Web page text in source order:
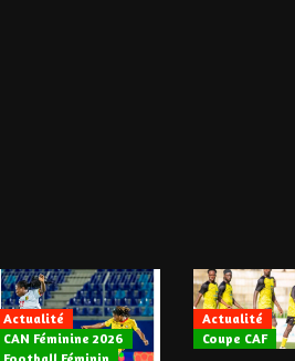
Actualité
CAN Féminine 2026
Actualité
Coupe CAF